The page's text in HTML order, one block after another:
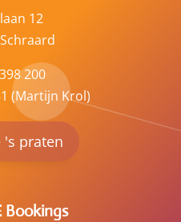
12
200
(Martijn Krol)
's praten
Bookings